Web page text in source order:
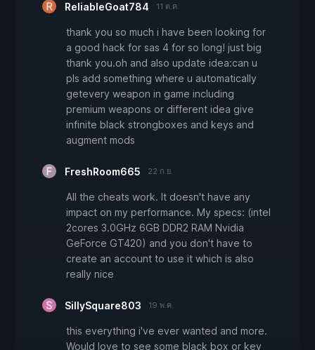
ReliableGoat784 11 ต.ค.
thank you so much i have been looking for
a good hack for sas 4 for so long! just big
thank you.oh and also update idea:can u
pls add something where u automatically
getevery weapon in game including
premium weapons or different idea give
infinite black strongboxes and keys and
augment mods
FreshRoom665 22 ก.ย.
All the cheats work. It doesn't have any
impact on my performance. My specs: (intel
2cores 3.0GHz 6GB DDR2 RAM Nvidia
GeForce GT420) and you don't have to
create an account to use it which is also
really nice
SillySquare803 19 พ.ค.
this everything i've ever wanted and more.
Would love to see some black box or key